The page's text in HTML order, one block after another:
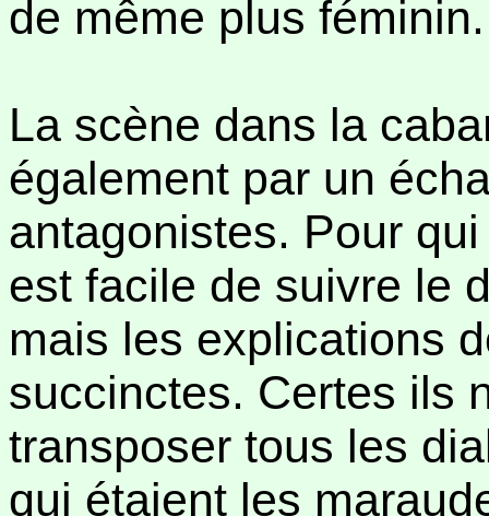
de même plus féminin.
La scène dans la
également par un
antagonistes. Pour
est facile de suivre le
mais les explications
succinctes. Certes ils
transposer tous les
qui étaient les